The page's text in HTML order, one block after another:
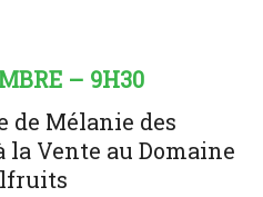
– 9H30
de Mélanie des
la Vente au Domaine